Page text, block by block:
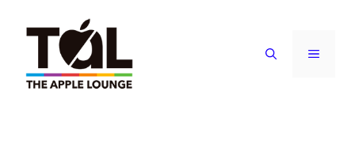
contenuto
MENU